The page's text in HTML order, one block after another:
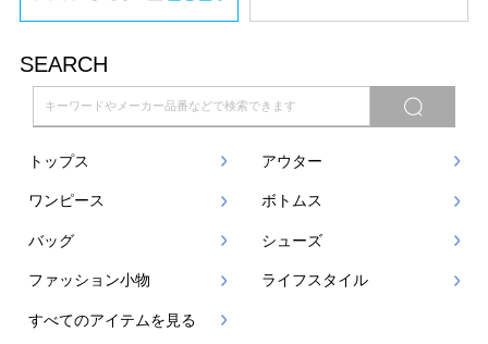
SEARCH
トップス アウター
ワンピース ボトムス
バッグ シューズ
ファッション小物 ライフスタイル
すべてのアイテムを見る